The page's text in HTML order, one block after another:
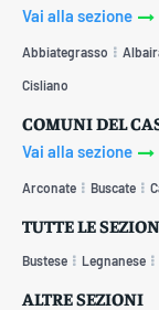
Vai alla sezione
Abbiategrasso
Cisliano
COMUNI DEL
Vai alla sezione
Arconate Buscate
TUTTE LE
Bustese Legnanese
ALTRE SEZIONI